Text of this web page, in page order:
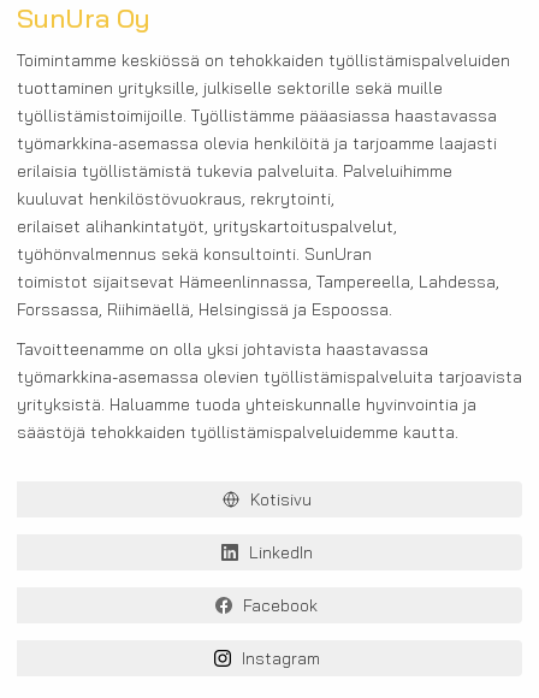
SunUra Oy
Toimintamme keskiössä on tehokkaiden työllistämispalveluiden
tuottaminen yrityksille, julkiselle sektorille sekä muille
työllistämistoimijoille. Työllistämme pääasiassa haastavassa
työmarkkina-asemassa olevia henkilöitä ja tarjoamme laajasti
erilaisia työllistämistä tukevia palveluita. Palveluihimme
kuuluvat henkilöstövuokraus, rekrytointi,
erilaiset alihankintatyöt, yrityskartoituspalvelut,
työhönvalmennus sekä konsultointi. SunUran
toimistot sijaitsevat Hämeenlinnassa, Tampereella, Lahdessa,
Forssassa, Riihimäellä, Helsingissä ja Espoossa.
Tavoitteenamme on olla yksi johtavista haastavassa
työmarkkina-asemassa olevien työllistämispalveluita tarjoavista
yrityksistä. Haluamme tuoda yhteiskunnalle hyvinvointia ja
säästöjä tehokkaiden työllistämispalveluidemme kautta.
Kotisivu
LinkedIn
Facebook
Instagram